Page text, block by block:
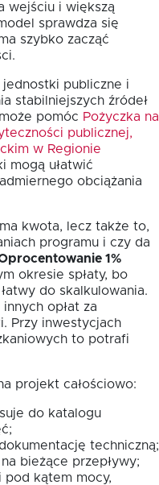
wejściu i większą
sprawdza się
szybko zacząć
jednostki publiczne i
stabilniejszych źródeł
pomóc Pożyczka na
publicznej,
w Regionie
mogą ułatwić
obciążania
kwota, lecz także to,
programu i czy da
1%
okresie spłaty, bo
do skalkulowania.
opłat za
Przy inwestycjach
to potrafi
projekt całościowo:
do katalogu
techniczną;
bieżące przepływy;
pod kątem mocy,